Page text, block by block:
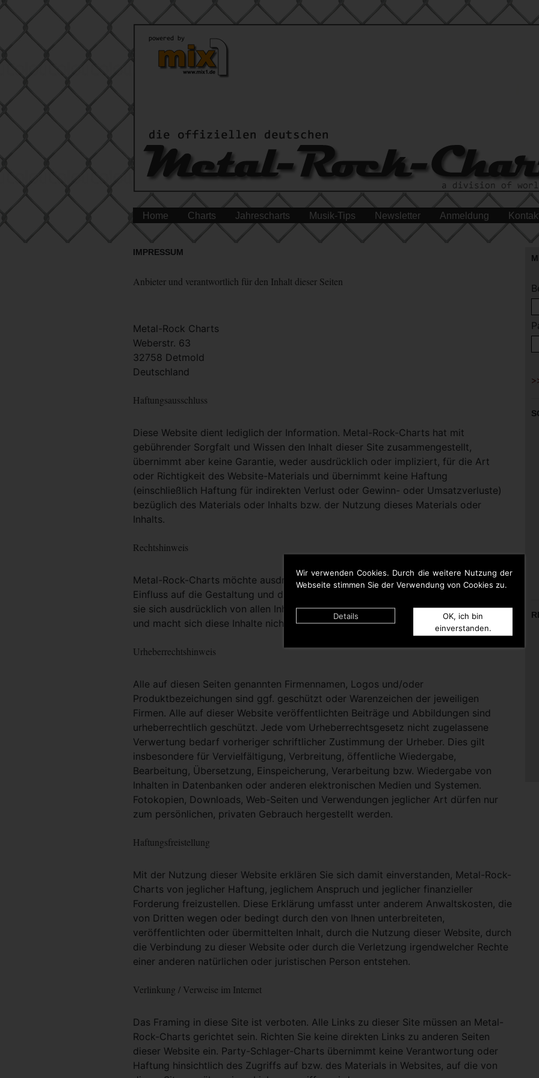
Wir verwenden Cookies. Durch die weitere Nutzung der
Webseite stimmen Sie der Verwendung von Cookies zu.
Details
OK, ich bin
einverstanden.
Home Charts Jahrescharts Musik-Tips Newsletter Anmeldung
IMPRESSUM
Anbieter und verantwortlich für den Inhalt dieser Seiten
Metal-Rock Charts
Weberstr. 63
32758 Detmold
Deutschland
Haftungsausschluss
Diese Website dient lediglich der Information. Metal-Rock-Charts hat mit
gebührender Sorgfalt und Wissen den Inhalt dieser Site zusammengestellt,
übernimmt aber keine Garantie, weder ausdrücklich oder impliziert, für die Art
oder Richtigkeit des Website-Materials und übernimmt keine Haftung
(einschließlich Haftung für indirekten Verlust oder Gewinn- oder Umsatzverluste)
bezüglich des Materials oder Inhalts bzw. der Nutzung dieses Materials oder
Inhalts.
Rechtshinweis
Metal-Rock-Charts möchte ausdrücklich darauf hinweisen, dass sie keinerlei
Einfluss auf die Gestaltung und die Inhalte gelinkter Seiten hat. Deshalb distanziert
sie sich ausdrücklich von allen Inhalten aller gelinkten Seiten auf dieser Homepage
und macht sich diese Inhalte nicht zu Eigen.
Urheberrechtshinweis
Alle auf diesen Seiten genannten Firmennamen, Logos und/oder
Produktbezeichungen sind ggf. geschützt oder Warenzeichen der jeweiligen
Firmen. Alle auf dieser Website veröffentlichten Beiträge und Abbildungen sind
urheberrechtlich geschützt. Jede vom Urheberrechtsgesetz nicht zugelassene
Verwertung bedarf vorheriger schriftlicher Zustimmung der Urheber. Dies gilt
insbesondere für Vervielfältigung, Verbreitung, öffentliche Wiedergabe,
Bearbeitung, Übersetzung, Einspeicherung, Verarbeitung bzw. Wiedergabe von
Inhalten in Datenbanken oder anderen elektronischen Medien und Systemen.
Fotokopien, Downloads, Web-Seiten und Verwendungen jeglicher Art dürfen nur
zum persönlichen, privaten Gebrauch hergestellt werden.
Haftungsfreistellung
Mit der Nutzung dieser Website erklären Sie sich damit einverstanden, Metal-Rock-
Charts von jeglicher Haftung, jeglichem Anspruch und jeglicher finanzieller
Forderung freizustellen. Diese Erklärung umfasst unter anderem Anwaltskosten, die
von Dritten wegen oder bedingt durch den von Ihnen unterbreiteten,
veröffentlichten oder übermittelten Inhalt, durch die Nutzung dieser Website, durch
die Verbindung zu dieser Website oder durch die Verletzung irgendwelcher Rechte
einer anderen natürlichen oder juristischen Person entstehen.
Verlinkung / Verweise im Internet
Das Framing in diese Site ist verboten. Alle Links zu dieser Site müssen an Metal-
Rock-Charts gerichtet sein. Richten Sie keine direkten Links zu anderen Seiten
dieser Website ein. Party-Schlager-Charts übernimmt keine Verantwortung oder
Haftung hinsichtlich des Zugriffs auf bzw. des Materials in Websites, auf die von